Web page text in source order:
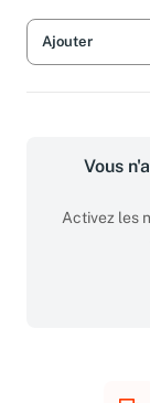
Ajouter
Vous
Activez les